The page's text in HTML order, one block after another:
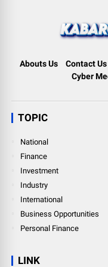
Abouts Us Contact Us
Cyber
TOPIC
National
Finance
Investment
Industry
International
Business Opportunities
Personal Finance
LINK